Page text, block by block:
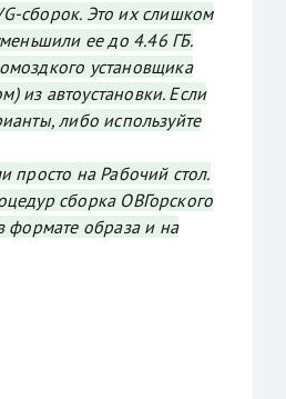
сборок. Это их слишком
ее до 4.46 ГБ.
установщика
из автоустановки. Если
либо используйте
просто на Рабочий стол.
сборка ОВГорского
формате образа и на